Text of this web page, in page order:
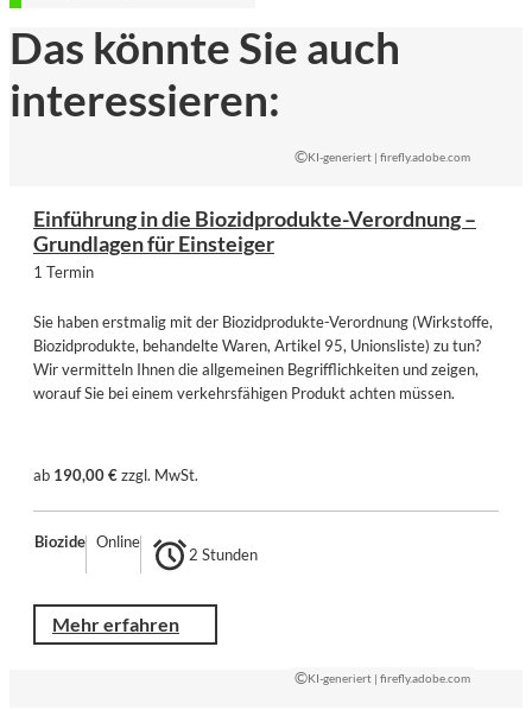
Das könnte Sie auch
interessieren:
©KI-generiert | firefly.adobe.com
Einführung in die Biozidprodukte-Verordnung –
Grundlagen für Einsteiger
1 Termin
Sie haben erstmalig mit der Biozidprodukte-Verordnung (Wirkstoffe,
Biozidprodukte, behandelte Waren, Artikel 95, Unionsliste) zu tun?
Wir vermitteln Ihnen die allgemeinen Begrifflichkeiten und zeigen,
worauf Sie bei einem verkehrsfähigen Produkt achten müssen.
ab 190,00 €zzgl. MwSt.
Biozide Online
2 Stunden
Mehr erfahren
©KI-generiert | firefly.adobe.com